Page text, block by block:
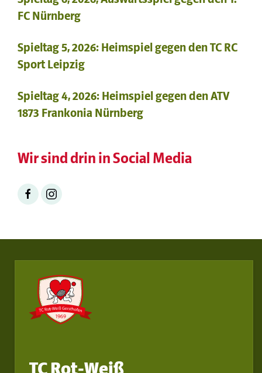
FC Nürnberg
Spieltag 5, 2026: Heimspiel gegen den TC RC
Sport Leipzig
Spieltag 4, 2026: Heimspiel gegen den ATV
1873 Frankonia Nürnberg
Wir sind drin in Social Media